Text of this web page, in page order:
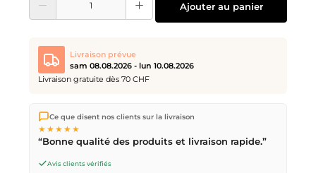
Ajouter au panier
Livraison prévue
sam 08.08.2026 - lun 10.08.2026
Livraison gratuite dès 70 CHF
Nous expédions directement depuis notre entrepôt à Kriens,
en Suisse.Livraison gratuitedèsCHF 70
passées avant
livraison leprochain jour ouvrable par la Poste Suisse.
commande avantvendredi, 17h
Ce que disent nos clients sur la livraison
★★★★★
“Bonne qualité des produits et livraison rapide.”
Avis clients vérifiés